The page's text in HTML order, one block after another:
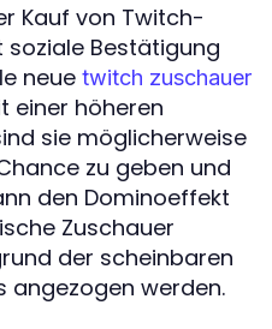
Kauf von Twitch-
soziale Bestätigung
neue twitch zuschauer
einer höheren
sie möglicherweise
zu geben und
den Dominoeffekt
Zuschauer
der scheinbaren
angezogen werden.